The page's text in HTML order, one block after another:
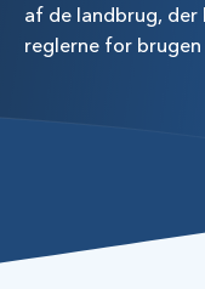
af de landbrug,
reglerne for